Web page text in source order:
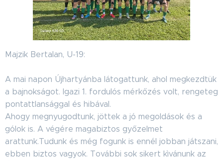
Majzik Bertalan, U-19:
A mai napon Újhartyánba látogattunk, ahol megkezdtük
a bajnokságot. Igazi 1. fordulós mérkőzés volt, rengeteg
pontattlansággal és hibával.
Ahogy megnyugodtunk, jöttek a jó megoldások és a
gólok is. A végére magabiztos győzelmet
arattunk.Tudunk és még fogunk is ennél jobban játszani,
ebben biztos vagyok. További sok sikert kìvánunk az